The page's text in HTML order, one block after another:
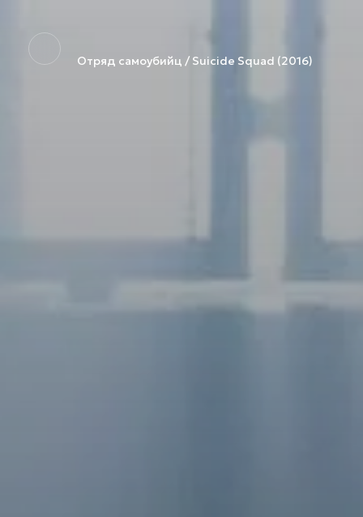
Отряд самоубийц / Suicide Squad (2016)